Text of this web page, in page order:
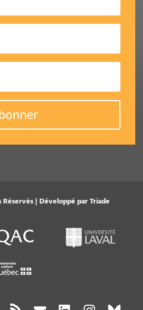
Réservés | Développé parTriade